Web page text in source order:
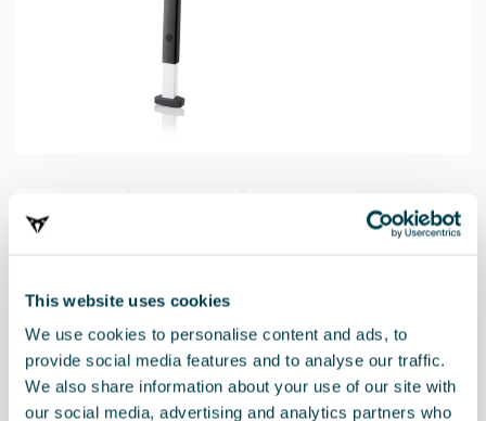
This website uses cookies
We use cookies to personalise content and ads, to
provide social media features and to analyse our traffic.
We also share information about your use of our site with
our social media, advertising and analytics partners who
Producto
Flex Base Vario 5Z compatible como sustituto de la base i-SENSE